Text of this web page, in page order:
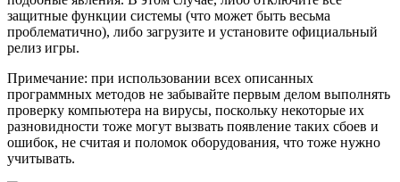
защитные функции системы (что может быть весьма
проблематично), либо загрузите и установите официальный
релиз игры.
Примечание: при использовании всех описанных
программных методов не забывайте первым делом выполнять
проверку компьютера на вирусы, поскольку некоторые их
разновидности тоже могут вызвать появление таких сбоев и
ошибок, не считая и поломок оборудования, что тоже нужно
учитывать.